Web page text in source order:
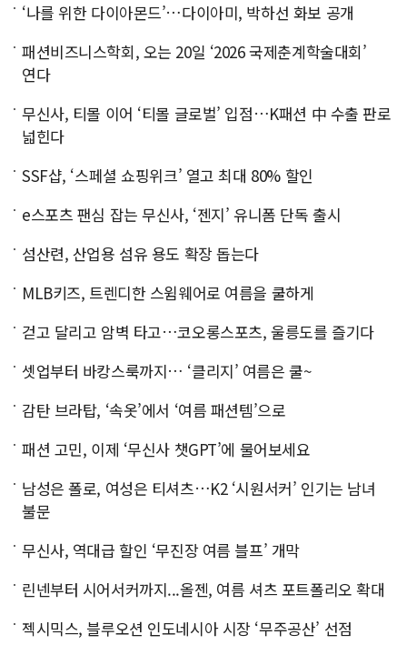
‘나를 위한 다이아몬드’…다이아미, 박하선 화보 공개
패션비즈니스학회, 오는 20일 ‘2026 국제춘계학술대회’
연다
무신사, 티몰 이어 ‘티몰 글로벌’ 입점…K패션 中 수출 판로
넓힌다
SSF샵, ‘스페셜 쇼핑위크’ 열고 최대 80% 할인
e스포츠 팬심 잡는 무신사, ‘젠지’ 유니폼 단독 출시
섬산련, 산업용 섬유 용도 확장 돕는다
MLB키즈, 트렌디한 스윔웨어로 여름을 쿨하게
걷고 달리고 암벽 타고…코오롱스포츠, 울릉도를 즐기다
셋업부터 바캉스룩까지… ‘클리지’ 여름은 쿨~
감탄 브라탑, ‘속옷’에서 ‘여름 패션템’으로
패션 고민, 이제 ‘무신사 챗GPT’에 물어보세요
남성은 폴로, 여성은 티셔츠…K2 ‘시원서커’ 인기는 남녀
불문
무신사, 역대급 할인 ‘무진장 여름 블프’ 개막
린넨부터 시어서커까지...올젠, 여름 셔츠 포트폴리오 확대
젝시믹스, 블루오션 인도네시아 시장 ‘무주공산’ 선점